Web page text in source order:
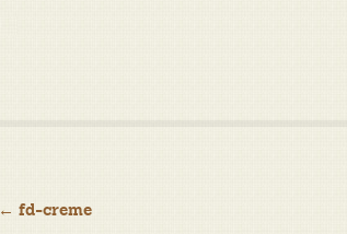
Navigation
← fd-creme